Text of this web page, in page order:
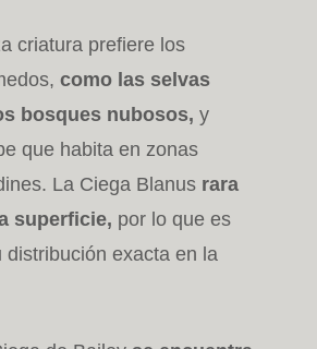
criatura prefiere los
como las selvas
bosques nubosos, y
que habita en zonas
La Ciega Blanus rara
superficie, por lo que es
exacta en la